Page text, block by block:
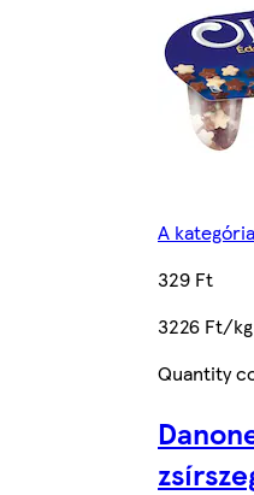
A
329 Ft
3226 Ft/kg
Quantity